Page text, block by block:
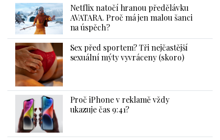
Netflix natočí hranou předělávku
AVATARA. Proč má jen malou šanci
na úspěch?
Sex před sportem? Tři nejčastější
sexuální mýty vyvráceny (skoro)
Proč iPhone v reklamě vždy
ukazuje čas 9:41?